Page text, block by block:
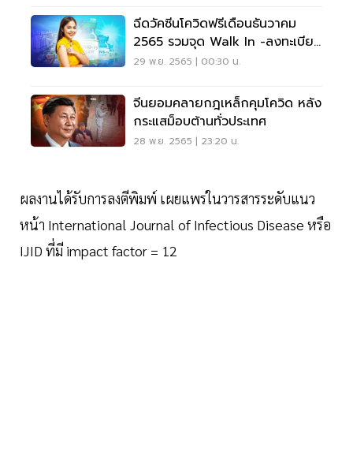
ฉีดวัคซีนโควิดฟรีเดือนธันวาคม
2565 รวมจุด Walk In -ลงทะเบียน
จองคิว ที่นี่
29 พ.ย. 2565 | 00:30 น.
จีนยอมคลายกฎเหล็กคุมโควิด หลัง
กระแสม็อบต้านทั่วประเทศ
28 พ.ย. 2565 | 23:20 น.
ผลงานได้รับการลงตีพิมพ์ เผยแพร่ในวารสารระดับแนว
หน้า International Journal of Infectious Disease หรือ
IJID ที่มี impact factor = 12